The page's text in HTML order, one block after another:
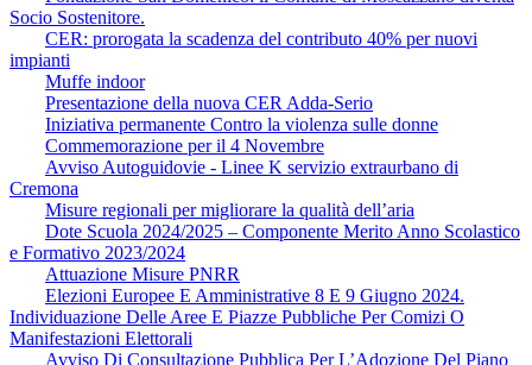
Socio Sostenitore.
CER: prorogata la scadenza del contributo 40% per nuovi
impianti
Muffe indoor
Presentazione della nuova CER Adda-Serio
Iniziativa permanente Contro la violenza sulle donne
Commemorazione per il 4 Novembre
Avviso Autoguidovie - Linee K servizio extraurbano di
Cremona
Misure regionali per migliorare la qualità dell’aria
Dote Scuola 2024/2025 – Componente Merito Anno Scolastico
e Formativo 2023/2024
Attuazione Misure PNRR
Elezioni Europee E Amministrative 8 E 9 Giugno 2024.
Individuazione Delle Aree E Piazze Pubbliche Per Comizi O
Manifestazioni Elettorali
Avviso Di Consultazione Pubblica Per L’Adozione Del Piano